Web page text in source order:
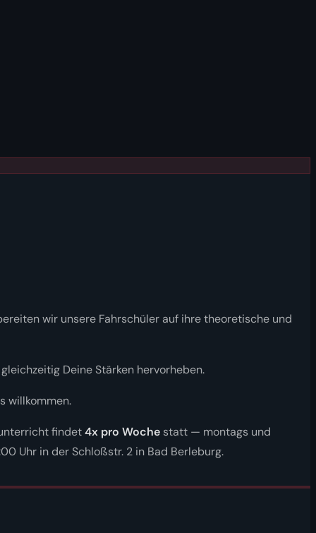
wir unsere Fahrschüler auf ihre theoretische und
Deine Stärken hervorheben.
willkommen.
findet4x pro Woche statt — montags und
Uhr in der Schloßstr. 2 in Bad Berleburg.